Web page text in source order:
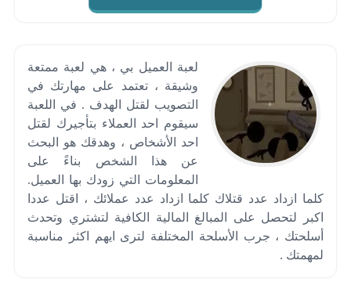
لعبة العميل بي ، هي لعبة ممتعة
وشيقة ، تعتمد على مهارتك في
التصويب لقتل الهدف . في اللعبة
سيقوم احد العملاء بتأجيرك لقتل
احد الأشخاص ، وهدقك هو البحث
عن هذا الشخص بناءً على
المعلومات التي زودك بها العميل.
كلما ازداد عدد قتلاك كلما ازداد عدد عملائك ، اقتل عددا
اكبر لتحصل على المبالغ المالية الكافية لتشتري وتحدث
أسلحتك ، جرب الأسلحة المختلفة لترى ايهم اكثر مناسبة
لمهمتك .